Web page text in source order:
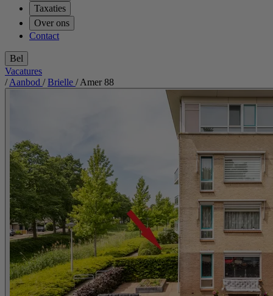
Taxaties
Over ons
Contact
Bel
Vacatures
/ Aanbod / Brielle / Amer 88